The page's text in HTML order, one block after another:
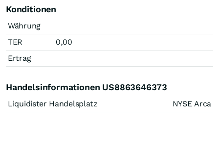
Konditionen
Währung
TER
0,00
Ertrag
Handelsinformationen US8863646373
Liquidister Handelsplatz NYSE Arca